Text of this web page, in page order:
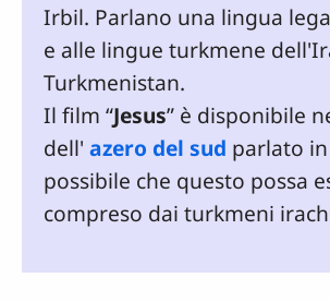
Irbil. Parlano una lingua
e alle lingue turkmene
Turkmenistan.
Il film “Jesus” è disponibile
dell' azero del sud parlato
possibile che questo possa
compreso dai turkmeni